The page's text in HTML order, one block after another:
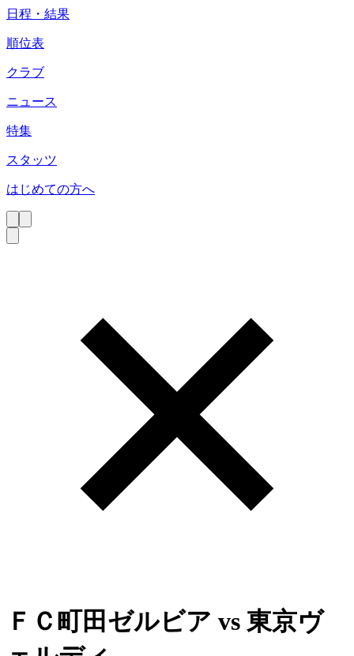
日程・結果
順位表
クラブ
ニュース
特集
スタッツ
はじめての方へ
ＦＣ町田ゼルビア vs 東京ヴ